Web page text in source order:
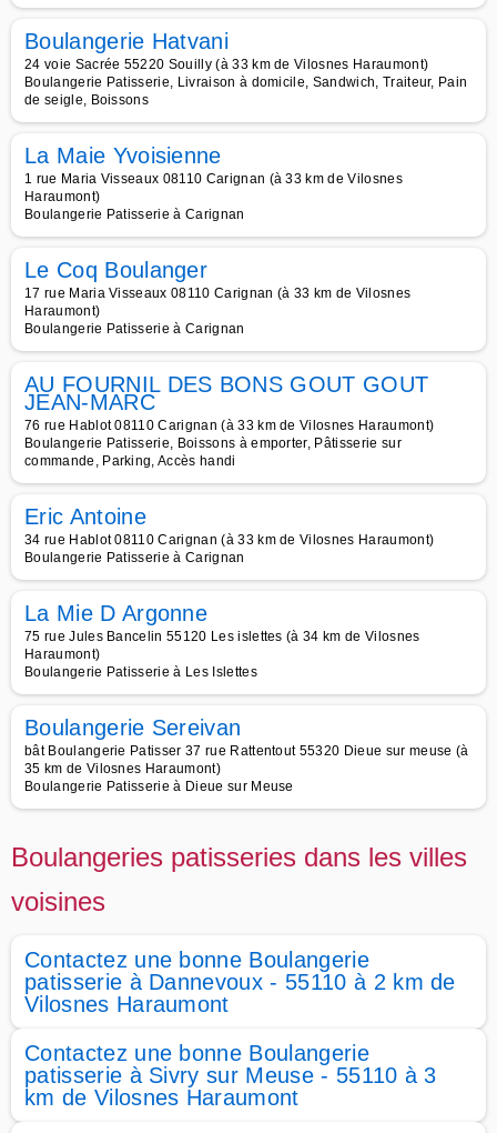
Boulangerie Hatvani
24 voie Sacrée 55220 Souilly (à 33 km de Vilosnes Haraumont)
Boulangerie Patisserie, Livraison à domicile, Sandwich, Traiteur, Pain
de seigle, Boissons
La Maie Yvoisienne
1 rue Maria Visseaux 08110 Carignan (à 33 km de Vilosnes
Haraumont)
Boulangerie Patisserie à Carignan
Le Coq Boulanger
17 rue Maria Visseaux 08110 Carignan (à 33 km de Vilosnes
Haraumont)
Boulangerie Patisserie à Carignan
AU FOURNIL DES BONS GOUT GOUT
JEAN-MARC
76 rue Hablot 08110 Carignan (à 33 km de Vilosnes Haraumont)
Boulangerie Patisserie, Boissons à emporter, Pâtisserie sur
commande, Parking, Accès handi
Eric Antoine
34 rue Hablot 08110 Carignan (à 33 km de Vilosnes Haraumont)
Boulangerie Patisserie à Carignan
La Mie D Argonne
75 rue Jules Bancelin 55120 Les islettes (à 34 km de Vilosnes
Haraumont)
Boulangerie Patisserie à Les Islettes
Boulangerie Sereivan
bât Boulangerie Patisser 37 rue Rattentout 55320 Dieue sur meuse (à
35 km de Vilosnes Haraumont)
Boulangerie Patisserie à Dieue sur Meuse
Boulangeries patisseries dans les villes
voisines
Contactez une bonne Boulangerie
patisserie à Dannevoux - 55110 à 2 km de
Vilosnes Haraumont
Contactez une bonne Boulangerie
patisserie à Sivry sur Meuse - 55110 à 3
km de Vilosnes Haraumont